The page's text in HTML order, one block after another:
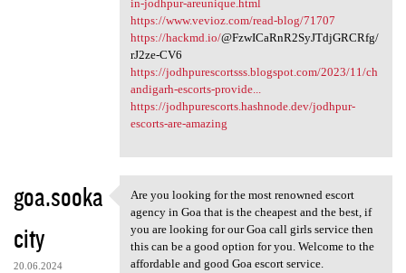
in-jodhpur-areunique.html
https://www.vevioz.com/read-blog/71707
https://hackmd.io/@FzwICaRnR2SyJTdjGRCRfg/
rJ2ze-CV6
https://jodhpurescortsss.blogspot.com/2023/11/ch
andigarh-escorts-provide...
https://jodhpurescorts.hashnode.dev/jodhpur-
escorts-are-amazing
goa.sooka
city
20.06.2024
Are you looking for the most
Are you looking for the most renowned escort
agency in Goa that is the cheapest and the best, if
you are looking for our Goa call girls service then
this can be a good option for you. Welcome to the
affordable and good Goa escort service.